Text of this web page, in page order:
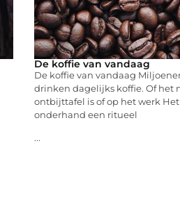
De koffie van vandaag
De koffie van vandaag
drinken dagelijks koffie. Of het
ontbijttafel is of op het werk
onderhand een ritueel
...